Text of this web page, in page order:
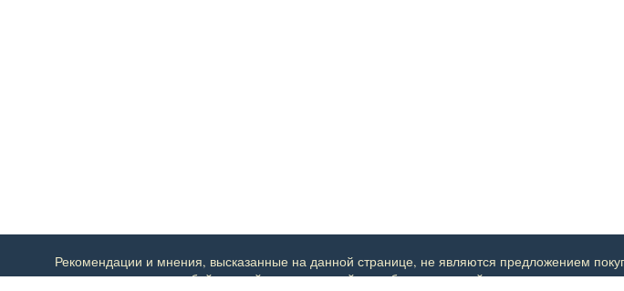
Рекомендации и мнения, высказанные на данной странице, не являются предложением
ответственности за любой прямой или косвенный ущерб, наступивший в результате